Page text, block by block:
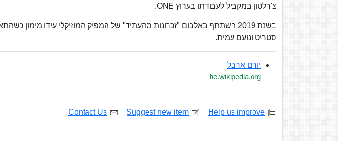
צ'רלטון במקביל לעבודתו בערוץ ONE.
בשנת 2019 השתתף באלבום "זכרונות מהעתיד" של המפיק המוזיקלי עידו מימון
סטריט ונועם עמית.
יורם ארבל
he.wikipedia.org
Help us improve
Suggest new item
Contact Us